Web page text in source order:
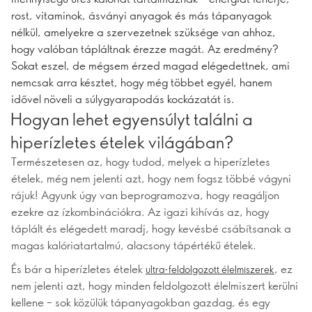
rost, vitaminok, ásványi anyagok és más tápanyagok
nélkül, amelyekre a szervezetnek szüksége van ahhoz,
hogy valóban tápláltnak érezze magát. Az eredmény?
Sokat eszel, de mégsem érzed magad elégedettnek, ami
nemcsak arra késztet, hogy még többet egyél, hanem
idővel növeli a súlygyarapodás kockázatát is.
Hogyan lehet egyensúlyt találni a
hiperízletes ételek világában?
Természetesen az, hogy tudod, melyek a hiperízletes
ételek, még nem jelenti azt, hogy nem fogsz többé vágyni
rájuk! Agyunk úgy van beprogramozva, hogy reagáljon
ezekre az ízkombinációkra. Az igazi kihívás az, hogy
táplált és elégedett maradj, hogy kevésbé csábítsanak a
magas kalóriatartalmú, alacsony tápértékű ételek.
És bár a hiperízletes ételek ultra-feldolgozott élelmiszerek, ez
nem jelenti azt, hogy minden feldolgozott élelmiszert kerülni
kellene – sok közülük tápanyagokban gazdag, és egy